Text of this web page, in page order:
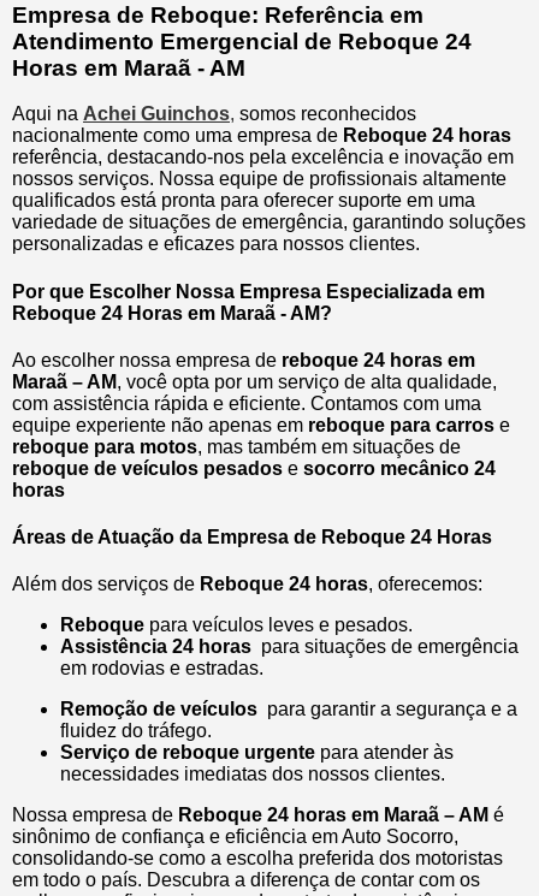
Empresa de Reboque: Referência em
Atendimento Emergencial de Reboque 24
Horas em Maraã - AM
Aqui na Achei Guinchos, somos reconhecidos
nacionalmente como uma empresa de Reboque 24 horas
referência, destacando-nos pela excelência e inovação em
nossos serviços. Nossa equipe de profissionais altamente
qualificados está pronta para oferecer suporte em uma
variedade de situações de emergência, garantindo soluções
personalizadas e eficazes para nossos clientes.
Por que Escolher Nossa Empresa Especializada em
Reboque 24 Horas em Maraã - AM?
Ao escolher nossa empresa de reboque 24 horas em
Maraã – AM, você opta por um serviço de alta qualidade,
com assistência rápida e eficiente. Contamos com uma
equipe experiente não apenas em reboque para carros e
reboque para motos, mas também em situações de
reboque de veículos pesados e socorro mecânico 24
horas
Áreas de Atuação da Empresa de Reboque 24 Horas
Além dos serviços de Reboque 24 horas, oferecemos:
Reboque para veículos leves e pesados.
Assistência 24 horas para situações de emergência
em rodovias e estradas.
Remoção de veículos para garantir a segurança e a
fluidez do tráfego.
Serviço de reboque urgente para atender às
necessidades imediatas dos nossos clientes.
Nossa empresa de Reboque 24 horas em Maraã – AM é
sinônimo de confiança e eficiência em Auto Socorro,
consolidando-se como a escolha preferida dos motoristas
em todo o país. Descubra a diferença de contar com os